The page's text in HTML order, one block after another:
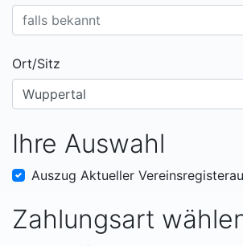
Ort/Sitz
Ihre Auswahl
Auszug Aktueller
Zahlungsart